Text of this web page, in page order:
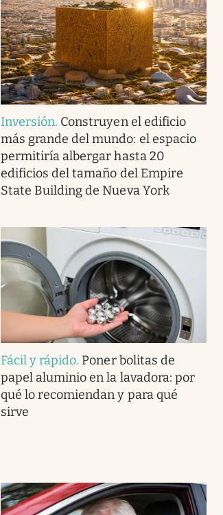
Inversión. Construyen el edificio
más grande del mundo: el espacio
permitiría albergar hasta 20
edificios del tamaño del Empire
State Building de Nueva York
Fácil y rápido. Poner bolitas de
papel aluminio en la lavadora: por
qué lo recomiendan y para qué
sirve